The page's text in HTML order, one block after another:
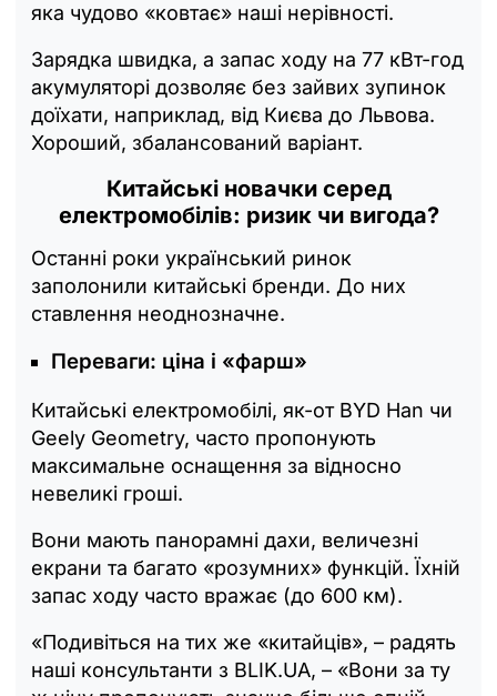
яка чудово «ковтає» наші нерівності.
Зарядка швидка, а запас ходу на 77 кВт-год
акумуляторі дозволяє без зайвих зупинок
доїхати, наприклад, від Києва до Львова.
Хороший, збалансований варіант.
Китайські новачки серед
електромобілів: ризик чи вигода?
Останні роки український ринок
заполонили китайські бренди. До них
ставлення неоднозначне.
Переваги: ціна і «фарш»
Китайські електромобілі, як-от BYD Han чи
Geely Geometry, часто пропонують
максимальне оснащення за відносно
невеликі гроші.
Вони мають панорамні дахи, величезні
екрани та багато «розумних» функцій. Їхній
запас ходу часто вражає (до 600 км).
«Подивіться на тих же «китайців», – радять
наші консультанти з BLIK.UA, – «Вони за ту